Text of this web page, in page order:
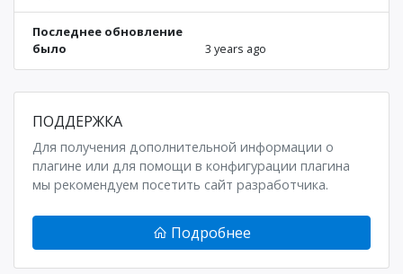
Последнее обновление
было
3 years ago
ПОДДЕРЖКА
Для получения дополнительной информации о
плагине или для помощи в конфигурации плагина
мы рекомендуем посетить сайт разработчика.
Подробнее